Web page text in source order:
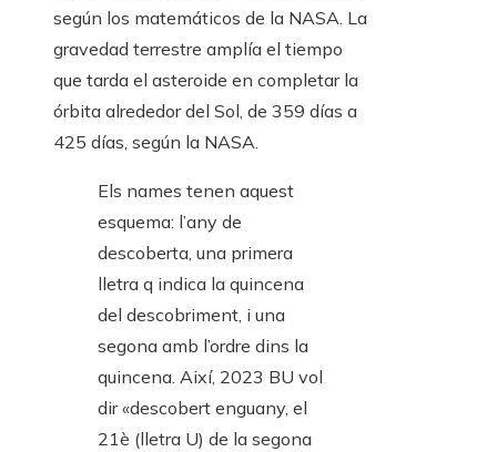
según los matemáticos de la NASA. La
gravedad terrestre amplía el tiempo
que tarda el asteroide en completar la
órbita alrededor del Sol, de 359 días a
425 días, según la NASA.
Els names tenen aquest
esquema: l’any de
descoberta, una primera
lletra q indica la quincena
del descobriment, i una
segona amb l’ordre dins la
quincena. Així, 2023 BU vol
dir «descobert enguany, el
21è (lletra U) de la segona